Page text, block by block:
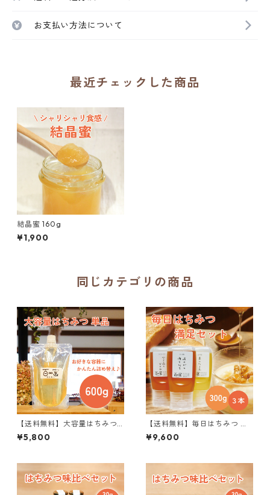
お支払い方法について
最近チェックした商品
結晶蜜 160g
¥1,900
同じカテゴリの商品
【送料無料】大容量はちみつ 6
00g
¥5,800
【送料無料】毎日はちみつ 満
足セット 300g×3個
¥9,600